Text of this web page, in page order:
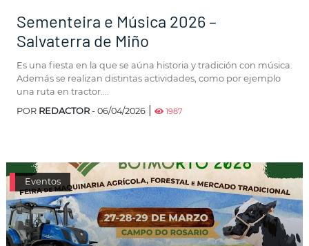
Sementeira e Música 2026 –
Salvaterra de Miño
Es una fiesta en la que se aúna historia y tradición con música.
Además se realizan distintas actividades, como por ejemplo
una ruta en tractor....
POR REDACTOR - 06/04/2026 1987
Eventos